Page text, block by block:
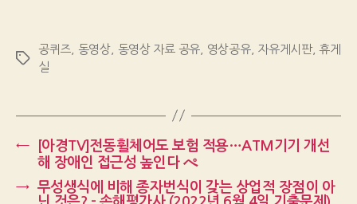
Tags
공퀴즈 동영상 동영상 자료 공유 영상공유, 자유게시판, 휴게
실
←
[아경TV]전동휠체어도 보험 적용…ATM기기 개선
해 장애인 접근성 높인다 ぺ
→ 무성생식에 비해 종자번식이 갖는 상업적 장점이 아